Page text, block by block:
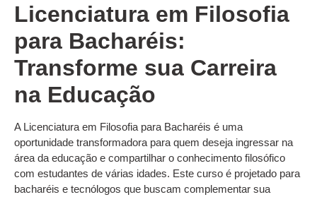
Licenciatura em Filosofia
para Bacharéis:
Transforme sua Carreira
na Educação
A Licenciatura em Filosofia para Bacharéis é uma
oportunidade transformadora para quem deseja ingressar na
área da educação e compartilhar o conhecimento filosófico
com estudantes de várias idades. Este curso é projetado para
bacharéis e tecnólogos que buscam complementar sua